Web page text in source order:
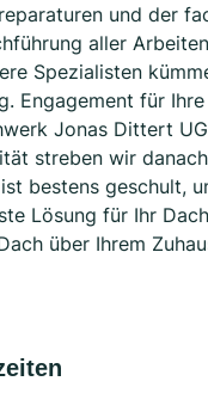
und der
aller
Spezialisten
Engagement für
Jonas Dittert
streben wir
bestens geschult,
Lösung für Ihr
über Ihrem